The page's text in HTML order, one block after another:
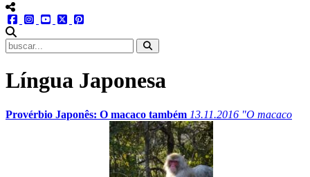
menu redes social
facebookinstagram
youtube
twitter
Língua Japonesa
Provérbio Japonês: O macaco também 13.11.2016 "O macaco